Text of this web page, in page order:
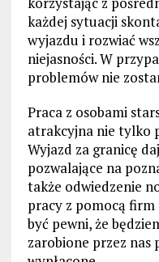
każdej sytuacji
wyjazdu i rozwiać
niejasności. W
problemów nie
Praca z osobami
atrakcyjna nie tylko
Wyjazd za granicę
pozwalające na
także odwiedzenie
pracy z pomocą
być pewni, że
zarobione przez nas